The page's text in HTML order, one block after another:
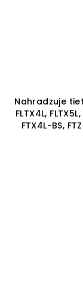
Nahradzuje
FLTX4L,
FTX4L-BS,